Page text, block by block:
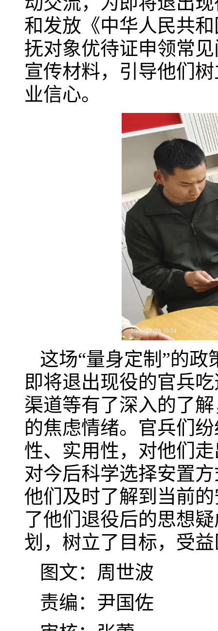
和发放《中华人民共
抚对象优待证申领常
宣传材料，引导他们
业信心。
这场“量身定制”的
即将退出现役的官兵
渠道等有了深入的了
的焦虑情绪。官兵们
性、实用性，对他们
对今后科学选择安置
他们及时了解到当前
了他们退役后的思想
划，树立了目标，受
图文：周世波
责编：尹国佐